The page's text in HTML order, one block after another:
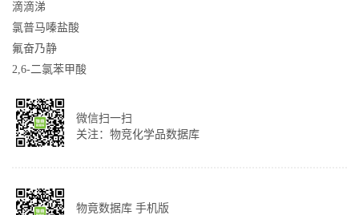
滴滴涕
氯普马嗪盐酸
氟奋乃静
2,6-二氯苯甲酸
微信扫一扫
关注：物竞化学品数据库
物竟数据库 手机版